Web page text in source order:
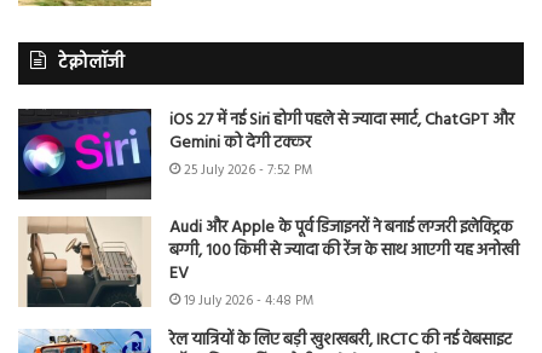
टेक्नोलॉजी
iOS 27 में नई Siri होगी पहले से ज्यादा स्मार्ट, ChatGPT और
Gemini को देगी टक्कर
25 July 2026 - 7:52 PM
Audi और Apple के पूर्व डिजाइनरों ने बनाई लग्जरी इलेक्ट्रिक
बग्गी, 100 किमी से ज्यादा की रेंज के साथ आएगी यह अनोखी
EV
19 July 2026 - 4:48 PM
रेल यात्रियों के लिए बड़ी खुशखबरी, IRCTC की नई वेबसाइट